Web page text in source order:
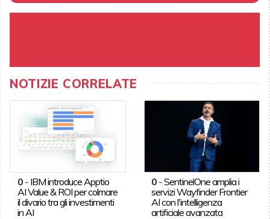
NOTIZIE CORRELATE
0- IBM introduce Apptio
AI Value & ROI per colmare
il divario tra gli investimenti
in AI
0 -SentinelOne amplia i
servizi Wayfinder Frontier
AI con l'intelligenza
artificiale avanzata